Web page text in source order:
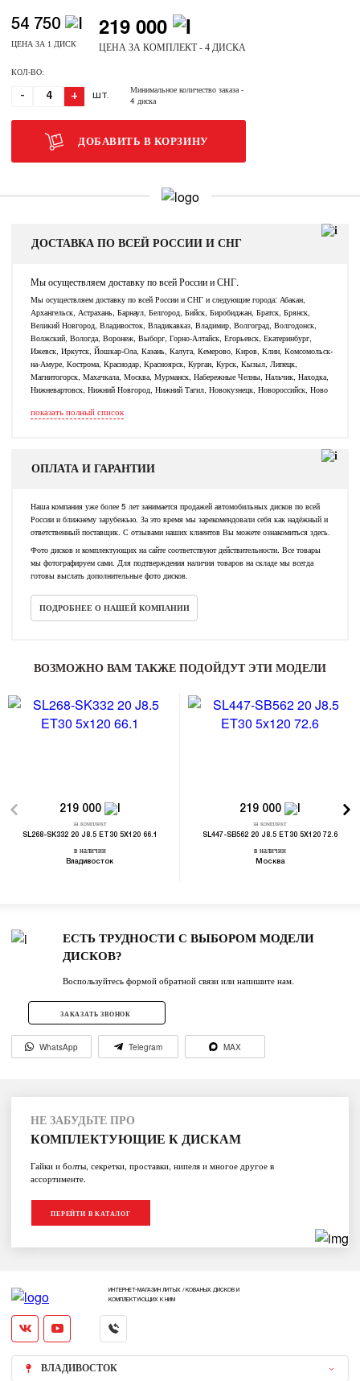
54 750
ЦЕНА ЗА 1 ДИСК
219 000
ЦЕНА ЗА КОМПЛЕКТ - 4 ДИСКА
КОЛ-ВО:
- + ШТ.
Минимальное количество заказа-
4 диска
ДОБАВИТЬ В КОРЗИНУ
ДОСТАВКА ПО ВСЕЙ РОССИИ И СНГ
Мы осуществляем доставку по всей России и СНГ.
Мы осуществляем доставку по всей России и СНГ и следующие города: Абакан,
Архангельск, Астрахань, Барнаул, Белгород, Бийск, Биробиджан, Братск, Брянск,
Великий Новгород, Владивосток, Владикавказ, Владимир, Волгоград, Волгодонск,
Волжский, Вологда, Воронеж, Выборг, Горно-Алтайск, Егорьевск, Екатеринбург,
Ижевск, Иркутск, Йошкар-Ола, Казань, Калуга, Кемерово, Киров, Клин, Комсомольск-
на-Амуре, Кострома, Краснодар, Красноярск, Курган, Курск, Кызыл, Липецк,
Магнитогорск, Махачкала, Москва, Мурманск, Набережные Челны, Нальчик, Находка,
Нижневартовск, Нижний Новгород, Нижний Тагил, Новокузнецк, Новороссийск, Ново
показать полный список
ОПЛАТА И ГАРАНТИИ
Наша компания уже более 5 лет занимается продажей автомобильных дисков по всей
России и ближнему зарубежью. За это время мы зарекомендовали себя как надёжный и
ответственный поставщик. С отзывами наших клиентов Вы можете ознакомиться здесь.
Фото дисков и комплектующих на сайте соответствуют действительности. Все товары
мы фотографируем сами. Для подтверждения наличия товаров на складе мы всегда
готовы выслать дополнительные фото дисков.
ПОДРОБНЕЕ О НАШЕЙ КОМПАНИИ
ВОЗМОЖНО ВАМ ТАКЖЕ ПОДОЙДУТ ЭТИ МОДЕЛИ
219 000
за комплект
SL268-SK332 20 J8.5 ET30 5X120 66.1
в наличии
Владивосток
219 000
за комплект
SL447-SB562 20 J8.5 ET30 5X120 72.6
в наличии
Москва
ЕСТЬ ТРУДНОСТИ С ВЫБОРОМ МОДЕЛИ
ДИСКОВ?
Воспользуйтесь формой обратной связи или напишите нам.
ЗАКАЗАТЬ ЗВОНОК
WhatsApp Telegram MAX
НЕ ЗАБУДЬТЕ ПРО
КОМПЛЕКТУЮЩИЕ К ДИСКАМ
Гайки и болты, секретки, проставки, нипеля и многое другое в
ассортименте.
ПЕРЕЙТИ В КАТАЛОГ
ИНТЕРНЕТ-МАГАЗИН ЛИТЫХ / КОВАНЫХ ДИСКОВ И
КОМПЛЕКТУЮЩИХ К НИМ
ВЛАДИВОСТОК